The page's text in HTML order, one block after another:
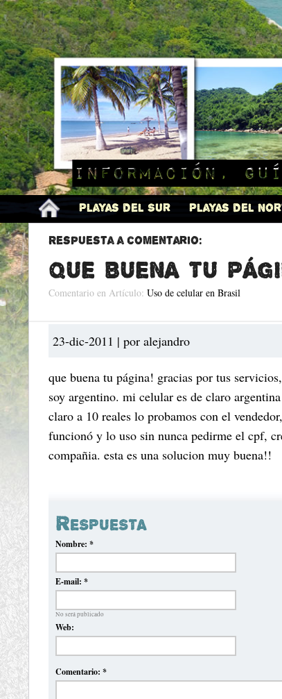
Información,
Playas del Sur Playas del
Respuesta a comentario:
que buena tu
Comentario en Artículo: Uso de celular en Brasil
23-dic-2011 | por alejandro
que buena tu página! gracias por tus servicios,
soy argentino. mi celular es de claro
claro a 10 reales lo probamos con el vendedor,
funcionó y lo uso sin nunca pedirme el cpf,
compañia. esta es una solucion muy buena!!
Respuesta
Nombre: *
E-mail: *
No será publicado
Web:
Comentario: *